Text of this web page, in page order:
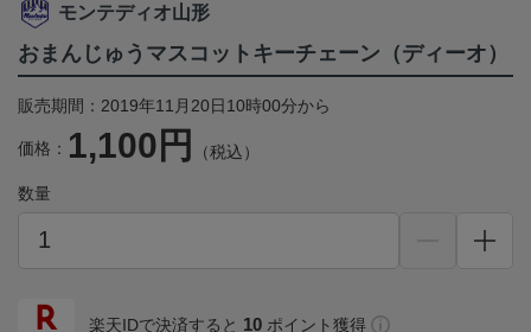
モンテディオ山形
おまんじゅうマスコットキーチェーン（ディーオ）
販売期間：2019年11月20日10時00分から
価格： 1,100円 （税込）
数量
楽天IDで決済すると 10 ポイント獲得